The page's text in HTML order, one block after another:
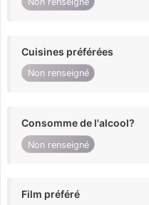
Cuisines préférées
Non renseigné
Consomme de l'alcool?
Non renseigné
Film préféré